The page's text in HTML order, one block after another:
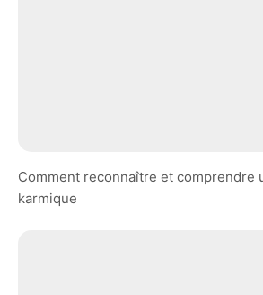
Comment reconnaître et comprendre
karmique